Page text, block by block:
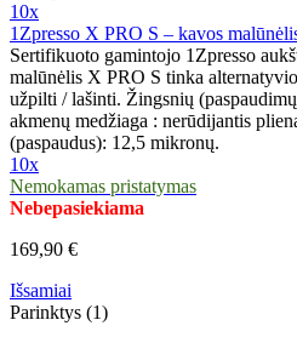
10x
1Zpresso X PRO S – kavos
Sertifikuoto gamintojo 1Zpresso
malūnėlis X PRO S tinka
užpilti / lašinti. Žingsnių
akmenų medžiaga : nerūdijantis
(paspaudus): 12,5 mikronų.
10x
Nemokamas pristatymas
Nebepasiekiama
169,90 €
Išsamiai
Parinktys (1)